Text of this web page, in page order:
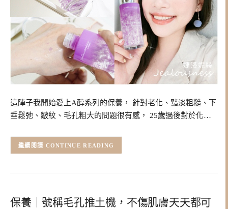
這陣子我開始愛上A醇系列的保養， 針對老化、黯淡粗糙、下
垂鬆弛、皺紋、毛孔粗大的問題很有感， 25歲過後對於化…
CONTINUE READING
保養｜號稱毛孔推土機，不傷肌膚天天都可